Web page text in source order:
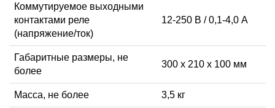
Коммутируемое выходными
контактами реле
(напряжение/ток)
12-250 В / 0,1-4,0 А
Габаритные размеры, не
более
300 x 210 x 100 мм
Масса, не более 3,5 кг